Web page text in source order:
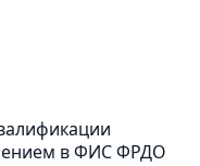
в ФИС ФРДО